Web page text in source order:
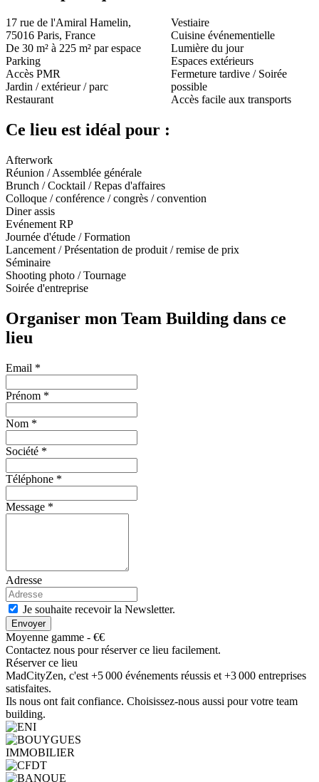
17 rue de l'Amiral Hamelin,
75016 Paris, France
De 30 m² à 225 m² par espace
Parking
Accès PMR
Jardin / extérieur / parc
Restaurant
Vestiaire
Cuisine événementielle
Lumière du jour
Espaces extérieurs
Fermeture tardive / Soirée
possible
Accès facile aux transports
Ce lieu est idéal pour :
Afterwork
Réunion / Assemblée générale
Brunch / Cocktail / Repas d'affaires
Colloque / conférence / congrès / convention
Diner assis
Evénement RP
Journée d'étude / Formation
Lancement / Présentation de produit / remise de prix
Séminaire
Shooting photo / Tournage
Soirée d'entreprise
Organiser mon Team Building dans ce
lieu
Email *
Prénom *
Nom *
Société *
Téléphone *
Message *
Adresse
Je souhaite recevoir la Newsletter.
Envoyer
Moyenne gamme - €€
Contactez nous pour réserver ce lieu facilement.
Réserver ce lieu
MadCityZen, c'est +5 000 événements réussis et +3 000 entreprises
satisfaites.
Ils nous ont fait confiance. Choisissez-nous aussi pour votre team
building.